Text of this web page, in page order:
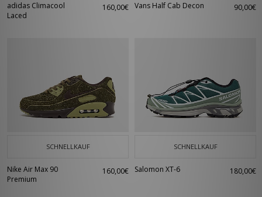
adidas Climacool
Laced
160,00€ Vans Half Cab Decon 90,00€
SCHNELLKAUF
Nike Air Max 90
Premium
160,00€
SCHNELLKAUF
Salomon XT-6 180,00€